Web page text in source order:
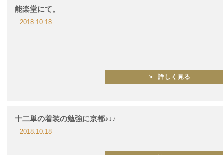
能楽堂にて。
2018.10.18
詳しく見る
十二単の着装の勉強に京都♪♪♪
2018.10.18